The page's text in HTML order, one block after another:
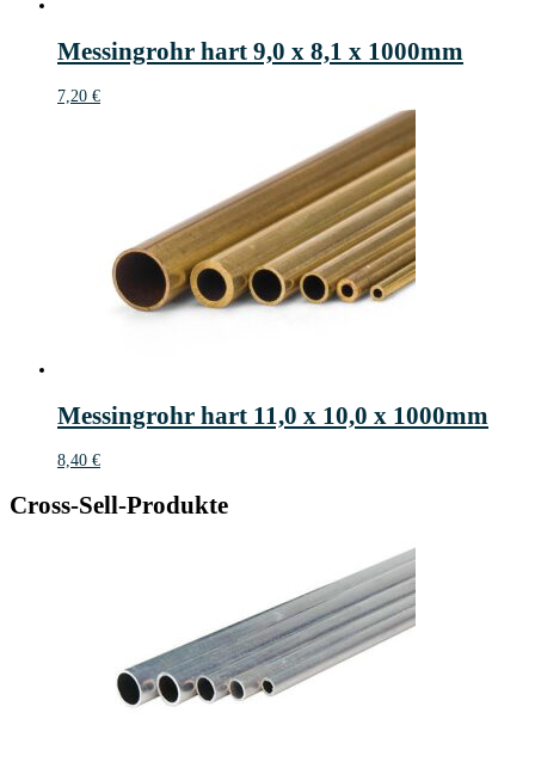
Messingrohr hart 9,0 x 8,1 x 1000mm
7,20 €
Messingrohr hart 11,0 x 10,0 x 1000mm
8,40 €
Cross-Sell-Produkte